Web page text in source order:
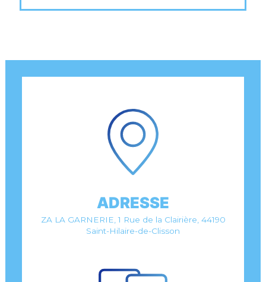
ADRESSE
ZA LA GARNERIE, 1 Rue de la Clairière, 44190
Saint-Hilaire-de-Clisson